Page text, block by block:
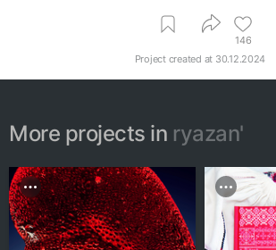
146
Project created at 30.12.2024
More projects in ryazan'